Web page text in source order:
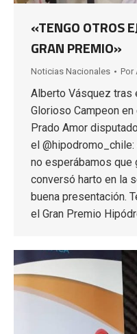
«TENGO OTROS
GRAN PREMIO»
Noticias Nacionales Por
Alberto Vásquez tras
Glorioso Campeon
Prado Amor
el
no esperábamos que
conversó harto en la
buena presentación.
el Gran Premio